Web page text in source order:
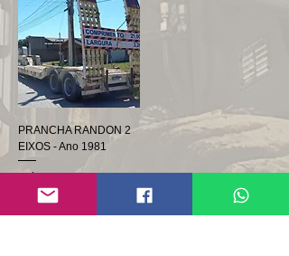
PRANCHA RANDON 2
EIXOS - Ano 1981
價格